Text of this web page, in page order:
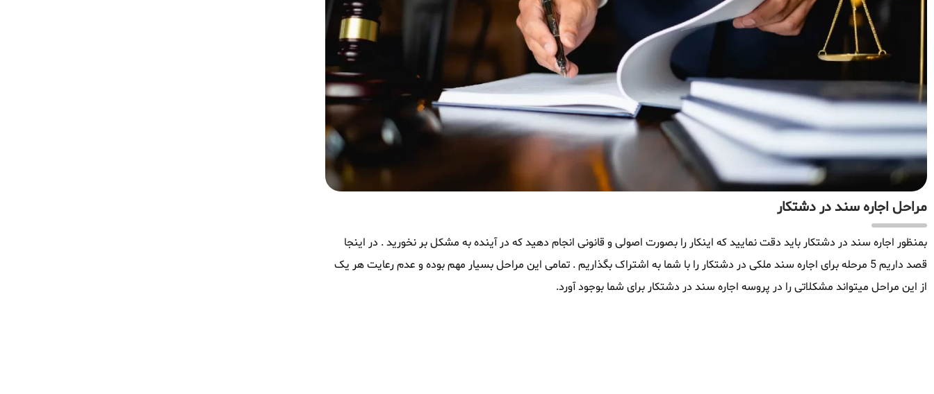
مراحل اجاره سند در دشتکار
بمنظور اجاره سند در دشتکار باید دقت نمایید که اینکار را بصورت اصولی و قانونی انجام دهید که در آینده به مشکل بر نخورید . در اینجا
قصد داریم 5 مرحله برای اجاره سند ملکی در دشتکار را با شما به اشتراک بگذاریم . تمامی این مراحل بسیار مهم بوده و عدم رعایت هر یک
از این مراحل میتواند مشکلاتی را در پروسه اجاره سند در دشتکار برای شما بوجود آورد.